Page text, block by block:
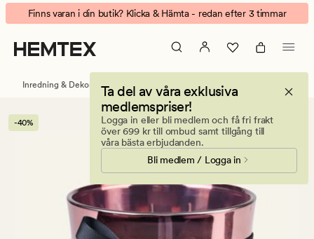
Sense
Ribbon
doftljus
koppar
Animerad
banner.
Klicka
på
att
pausa.
Finns varan i din butik? Klicka & Hämta - redan efter 3 timmar
Ta del av våra exklusiva
medlemspriser!
Logga in eller bli medlem och få fri frakt
över 699 kr till ombud samt tillgång till
våra bästa erbjudanden.
Bli medlem / Logga in
Inredning & Dekorationer Ljus & doftljus Doftljus
-40%